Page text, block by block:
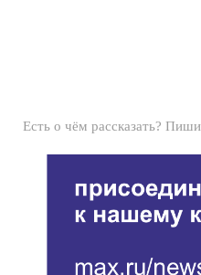
Есть о чём рассказать?